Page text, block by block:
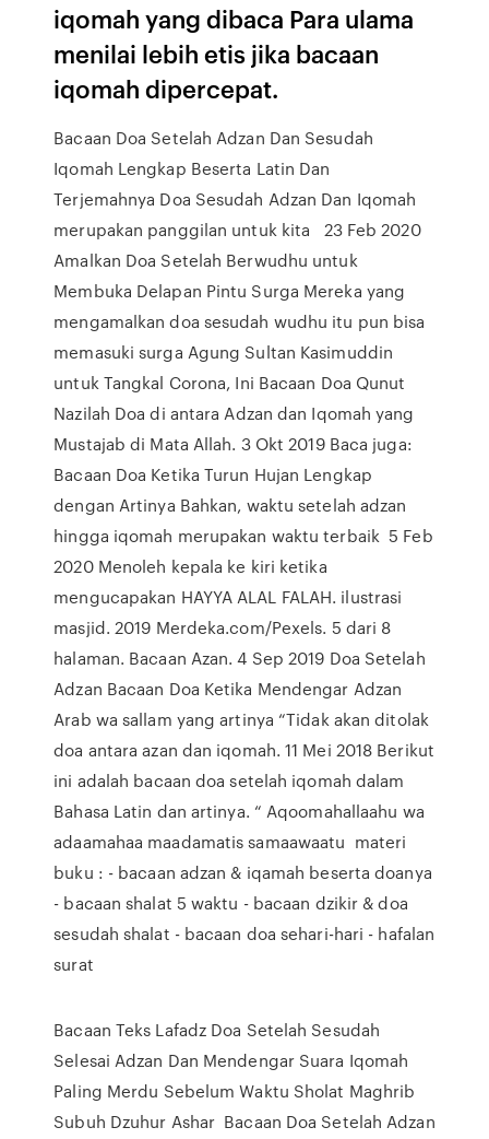
iqomah yang dibaca Para ulama
menilai lebih etis jika bacaan
iqomah dipercepat.
Bacaan Doa Setelah Adzan Dan Sesudah
Iqomah Lengkap Beserta Latin Dan
Terjemahnya Doa Sesudah Adzan Dan Iqomah
merupakan panggilan untuk kita 23 Feb 2020
Amalkan Doa Setelah Berwudhu untuk
Membuka Delapan Pintu Surga Mereka yang
mengamalkan doa sesudah wudhu itu pun bisa
memasuki surga Agung Sultan Kasimuddin
untuk Tangkal Corona, Ini Bacaan Doa Qunut
Nazilah Doa di antara Adzan dan Iqomah yang
Mustajab di Mata Allah. 3 Okt 2019 Baca juga:
Bacaan Doa Ketika Turun Hujan Lengkap
dengan Artinya Bahkan, waktu setelah adzan
hingga iqomah merupakan waktu terbaik 5 Feb
2020 Menoleh kepala ke kiri ketika
mengucapakan HAYYA ALAL FALAH. ilustrasi
masjid. 2019 Merdeka.com/Pexels. 5 dari 8
halaman. Bacaan Azan. 4 Sep 2019 Doa Setelah
Adzan Bacaan Doa Ketika Mendengar Adzan
Arab wa sallam yang artinya “Tidak akan ditolak
doa antara azan dan iqomah. 11 Mei 2018 Berikut
ini adalah bacaan doa setelah iqomah dalam
Bahasa Latin dan artinya. “ Aqoomahallaahu wa
adaamahaa maadamatis samaawaatu materi
buku : - bacaan adzan & iqamah beserta doanya
- bacaan shalat 5 waktu - bacaan dzikir & doa
sesudah shalat - bacaan doa sehari-hari - hafalan
surat
Bacaan Teks Lafadz Doa Setelah Sesudah
Selesai Adzan Dan Mendengar Suara Iqomah
Paling Merdu Sebelum Waktu Sholat Maghrib
Subuh Dzuhur Ashar Bacaan Doa Setelah Adzan